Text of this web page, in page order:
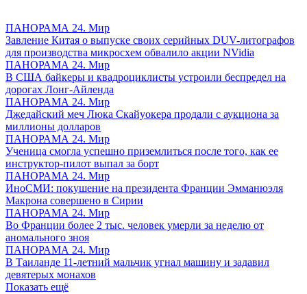
ПАНОРАМА 24. Мир
Завление Китая о выпуске своих серийных DUV-литографов
для производства микросхем обвалило акции NVidia
ПАНОРАМА 24. Мир
В США байкеры и квадроциклисты устроили беспредел на
дорогах Лонг-Айленда
ПАНОРАМА 24. Мир
Джедайский меч Люка Скайуокера продали с аукциона за
миллионы долларов
ПАНОРАМА 24. Мир
Ученица смогла успешно приземлиться после того, как ее
инструктор-пилот выпал за борт
ПАНОРАМА 24. Мир
ИноСМИ: покушение на президента Франции Эмманюэля
Макрона совершено в Сирии
ПАНОРАМА 24. Мир
Во Франции более 2 тыс. человек умерли за неделю от
аномального зноя
ПАНОРАМА 24. Мир
В Таиланде 11-летний мальчик угнал машину и задавил
девятерых монахов
Показать ещё